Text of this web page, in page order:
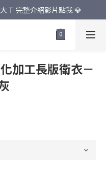
Ｔ 完整介紹影片點我 💎
加工長版衛衣－